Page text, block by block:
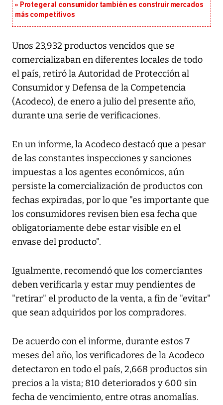
Proteger al consumidor también es construir mercados
más competitivos
Unos 23,932 productos vencidos que se
comercializaban en diferentes locales de todo
el país, retiró la Autoridad de Protección al
Consumidor y Defensa de la Competencia
(Acodeco), de enero a julio del presente año,
durante una serie de verificaciones.
En un informe, la Acodeco destacó que a pesar
de las constantes inspecciones y sanciones
impuestas a los agentes económicos, aún
persiste la comercialización de productos con
fechas expiradas, por lo que "es importante que
los consumidores revisen bien esa fecha que
obligatoriamente debe estar visible en el
envase del producto".
Igualmente, recomendó que los comerciantes
deben verificarla y estar muy pendientes de
"retirar" el producto de la venta, a fin de "evitar"
que sean adquiridos por los compradores.
De acuerdo con el informe, durante estos 7
meses del año, los verificadores de la Acodeco
detectaron en todo el país, 2,668 productos sin
precios a la vista; 810 deteriorados y 600 sin
fecha de vencimiento, entre otras anomalías.